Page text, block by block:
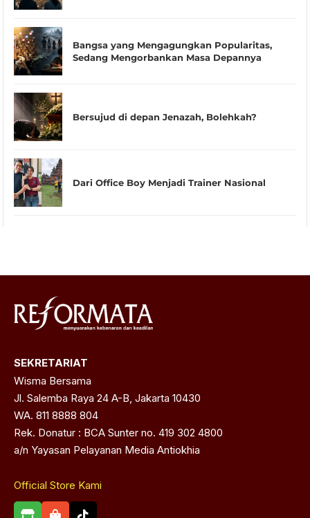
Bangsa yang Mengagungkan Popularitas,
Sedang Mengorbankan Masa Depannya
Bersujud di depan Jenazah, Bolehkah?
Dari Office Boy Menjadi Trainer Nasional
SEKRETARIAT
Wisma Bersama
Jl. Salemba Raya 24 A-B, Jakarta 10430
WA. 811 8888 804
Rek. Donatur : BCA Sunter no. 419 302 4800
a/n Yayasan Pelayanan Media Antiokhia
Official Store Kami